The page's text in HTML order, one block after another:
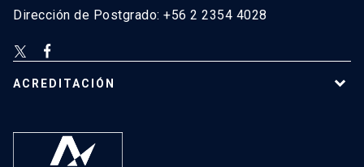
Dirección de Postgrado: +56 2 2354 4028
ACREDITACIÓN